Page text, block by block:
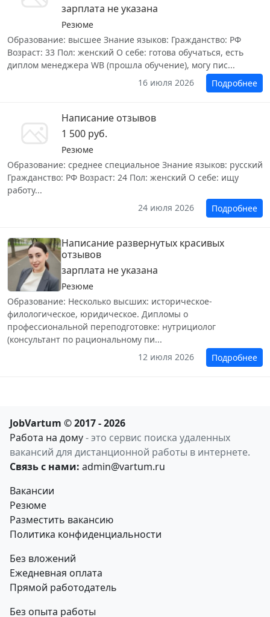
зарплата не указана
Резюме
Образование: высшее Знание языков: Гражданство: РФ
Возраст: 33 Пол: женский О себе: готова обучаться, есть
диплом менеджера WB (прошла обучение), могу пис...
16 июля 2026
Подробнее
Написание отзывов
1 500 руб.
Резюме
Образование: среднее специальное Знание языков: русский
Гражданство: РФ Возраст: 24 Пол: женский О себе: ищу
работу...
24 июля 2026
Подробнее
Написание развернутых красивых
отзывов
зарплата не указана
Резюме
Образование: Несколько высших: историческое-
филологическое, юридическое. Дипломы о
профессиональной переподготовке: нутрициолог
(консультант по рациональному пи...
12 июля 2026
Подробнее
JobVartum © 2017 - 2026
Работа на дому- это сервис поиска удаленных
вакансий для дистанционной работы в интернете.
Связь с нами: admin@vartum.ru
Вакансии
Резюме
Разместить вакансию
Политика конфиденциальности
Без вложений
Ежедневная оплата
Прямой работодатель
Без опыта работы